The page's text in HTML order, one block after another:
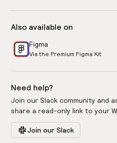
Also available on
Figma
Via the Premium Figma Kit
Need help?
Join our Slack community and
share a read-only link to your
Join our Slack